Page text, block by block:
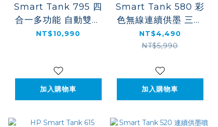
Smart Tank 795 四
合一多功能 自動雙面
無線連供印表機
NT$10,990
加入購物車
Smart Tank 580 彩
色無線連續供墨 三合
一印表機 (5D1B4A)
NT$4,490
NT$5,990
加入購物車